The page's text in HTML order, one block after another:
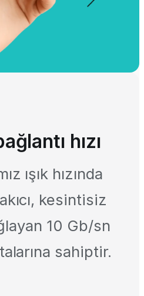
hızı
ışık hızında
kesintisiz
10 Gb/sn
sahiptir.